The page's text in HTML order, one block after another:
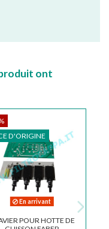
ont
D'ORIGINE
En arrivant
POUR HOTTE DE